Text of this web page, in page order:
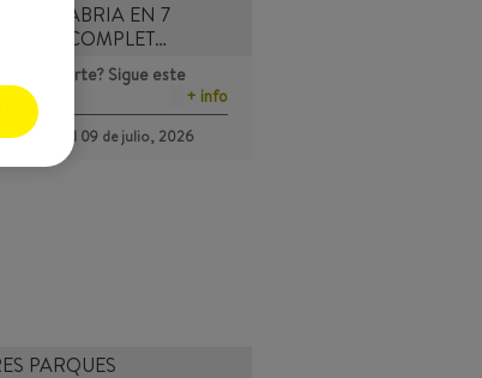
CANTABRIA EN 7
COMPLET…
viaje al norte? Sigue este
ci…
+ info
Publicado el 09 de julio, 2026
PARQUES